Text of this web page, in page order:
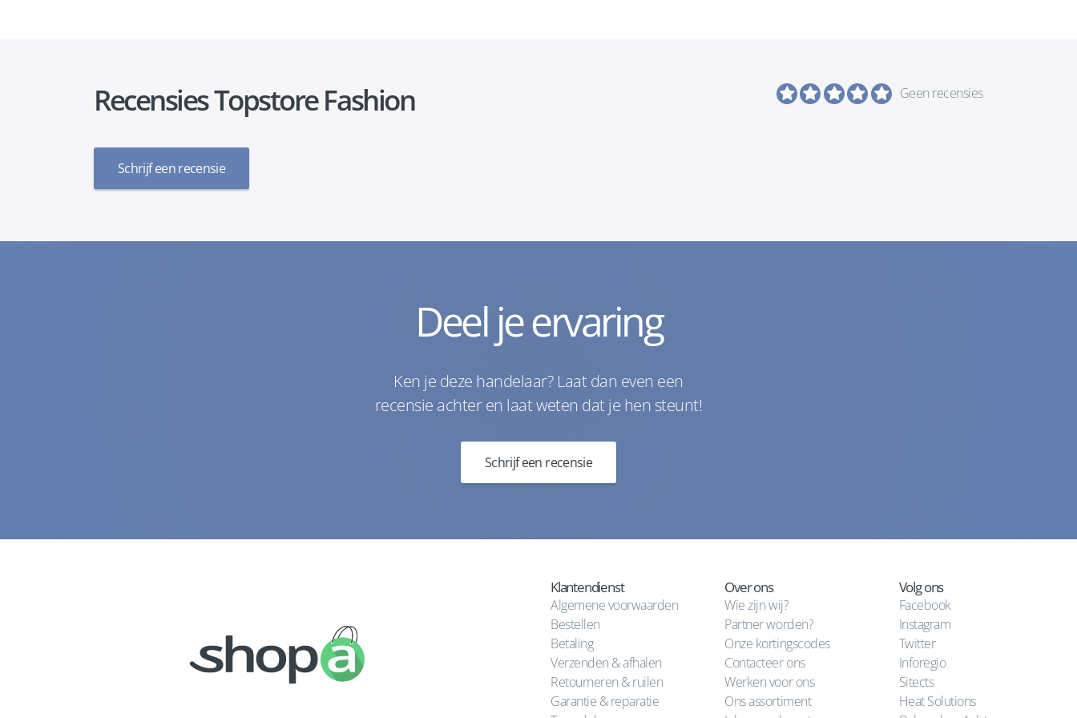
Recensies Topstore Fashion Geen recensies
Schrijf een recensie
Deel je ervaring
Ken je deze handelaar? Laat dan even een
recensie achter en laat weten dat je hen steunt!
Schrijf een recensie
Klantendienst
Algemene voorwaarden
Bestellen
Betaling
Verzenden & afhalen
Retourneren & ruilen
Garantie & reparatie
Over ons
Wie zijn wij?
Partner worden?
Onze kortingscodes
Contacteer ons
Werken voor ons
Ons assortiment
Volg ons
Facebook
Instagram
Twitter
Inforegio
Sitects
Heat Solutions